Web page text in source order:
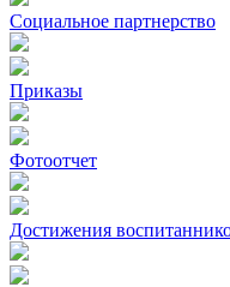
Социальное партнерство
Приказы
Фотоотчет
Достижения